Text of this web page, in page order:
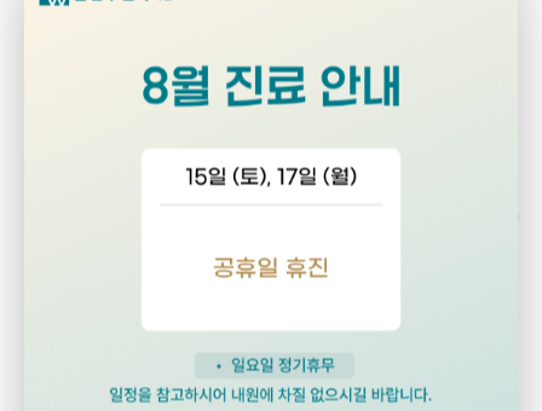
전문 장비와 시설 보기